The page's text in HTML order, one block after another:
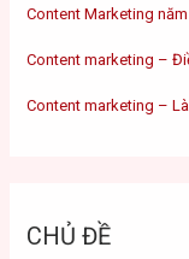
Content Marketing
Content marketing –
Content marketing –
CHỦ ĐỀ